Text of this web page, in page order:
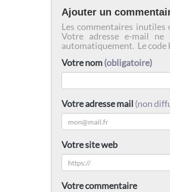
Ajouter un
Les commentaires
Votre adresse e-mail
automatiquement. Le code
Votre nom(obligatoire)
Votre adresse mail (non
Votre site web
Votre commentaire